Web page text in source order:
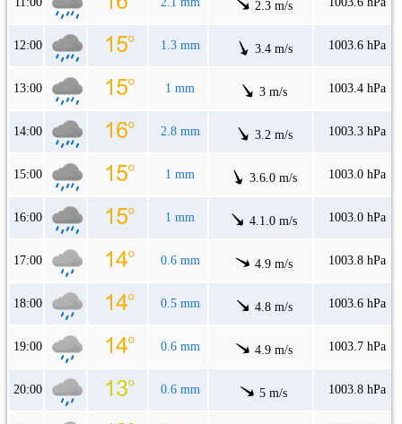
2.3 m/s
12:00 1.3 mm 3.4 m/s 1003.6 hPa
13:00 1 mm 3 m/s 1003.4 hPa
14:00 2.8 mm 3.2 m/s 1003.3 hPa
15:00 1 mm 3.6.0 m/s 1003.0 hPa
16:00 1 mm 4.1.0 m/s 1003.0 hPa
17:00 0.6 mm 4.9 m/s 1003.8 hPa
18:00 0.5 mm 4.8 m/s 1003.6 hPa
19:00 0.6 mm 4.9 m/s 1003.7 hPa
20:00 0.6 mm 5 m/s 1003.8 hPa